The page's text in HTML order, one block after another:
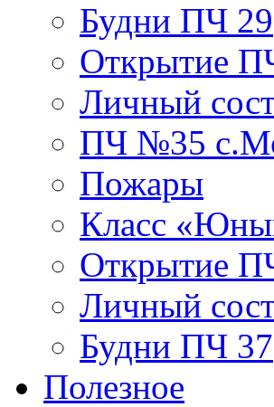
Будни ПЧ 29
Открытие
Личный
ПЧ №35
Пожары
Класс
Открытие
Личный
Будни ПЧ 37
Полезное